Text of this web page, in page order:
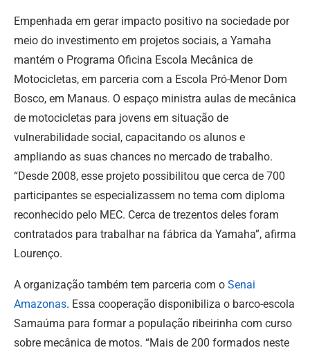
Empenhada em gerar impacto positivo na sociedade por
meio do investimento em projetos sociais, a Yamaha
mantém o Programa Oficina Escola Mecânica de
Motocicletas, em parceria com a Escola Pró-Menor Dom
Bosco, em Manaus. O espaço ministra aulas de mecânica
de motocicletas para jovens em situação de
vulnerabilidade social, capacitando os alunos e
ampliando as suas chances no mercado de trabalho.
“Desde 2008, esse projeto possibilitou que cerca de 700
participantes se especializassem no tema com diploma
reconhecido pelo MEC. Cerca de trezentos deles foram
contratados para trabalhar na fábrica da Yamaha”, afirma
Lourenço.
A organização também tem parceria com o Senai
Amazonas. Essa cooperação disponibiliza o barco-escola
Samaúma para formar a população ribeirinha com curso
sobre mecânica de motos. “Mais de 200 formados neste